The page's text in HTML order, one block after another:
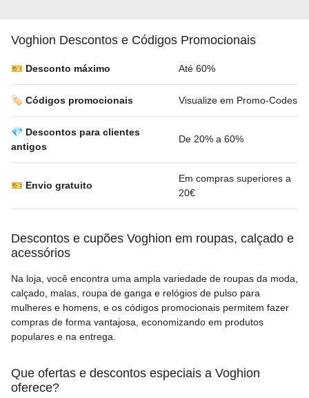
Voghion Descontos e Códigos Promocionais
🎫 Desconto máximo Até 60%
🏷️ Códigos promocionais Visualize em Promo-Codes
💎 Descontos para clientes
antigos
De 20% a 60%
🎫 Envio gratuito
Em compras superiores a
20€
Descontos e cupões Voghion em roupas, calçado e
acessórios
Na loja, você encontra uma ampla variedade de roupas da moda,
calçado, malas, roupa de ganga e relógios de pulso para
mulheres e homens, e os códigos promocionais permitem fazer
compras de forma vantajosa, economizando em produtos
populares e na entrega.
Que ofertas e descontos especiais a Voghion
oferece?